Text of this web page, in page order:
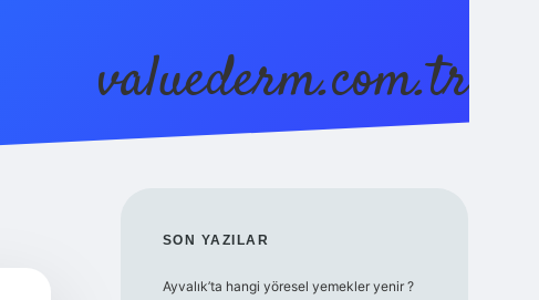
valuederm.com.tr
SIDEBAR
SON YAZILAR
Ayvalık’ta hangi yöresel yemekler yenir ?